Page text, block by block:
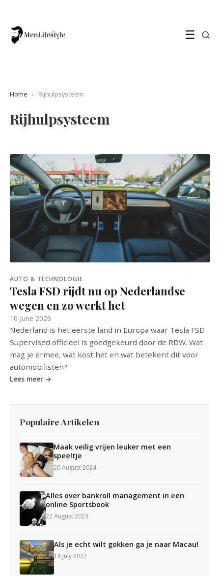
☰
Home › Rijhulpsysteem
Rijhulpsysteem
AUTO & TECHNOLOGIE
Tesla FSD rijdt nu op Nederlandse
wegen en zo werkt het
10 June 2026
Nederland is het eerste land in Europa waar Tesla FSD
Supervised officieel is goedgekeurd door de RDW. Wat
mag je ermee, wat kost het en wat betekent dit voor
automobilisten?
Lees meer →
Populaire Artikelen
Maak veilig vrijen leuker met een
speeltje
20 August 2024
Alles over bankroll management in een
online Sportsbook
22 August 2023
Als je echt wilt gokken ga je naar Macau!
18 July 2022